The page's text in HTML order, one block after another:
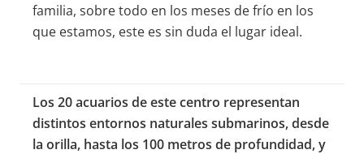
familia, sobre todo en los meses de frío en los
que estamos, este es sin duda el lugar ideal.
Los 20 acuarios de este centro representan
distintos entornos naturales submarinos, desde
la orilla, hasta los 100 metros de profundidad, y